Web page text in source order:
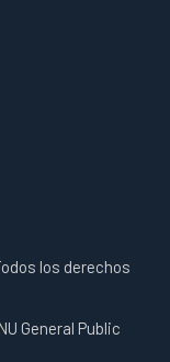
los derechos
General Public